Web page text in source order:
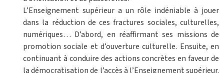
L’Enseignement supérieur a un rôle indéniable à jouer
dans la réduction de ces fractures sociales, culturelles,
numériques… D’abord, en réaffirmant ses missions de
promotion sociale et d’ouverture culturelle. Ensuite, en
continuant à conduire des actions concrètes en faveur de
la démocratisation de l’accès à l’Enseignement supérieur.